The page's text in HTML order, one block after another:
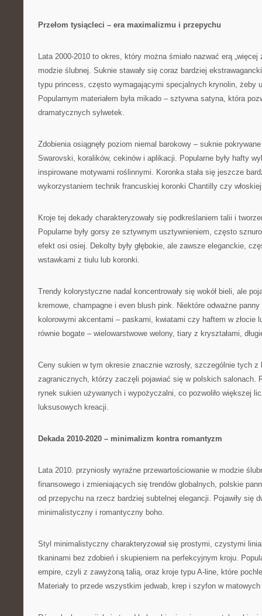
Przełom tysiącleci – era maximalizmu i przepychu
Lata 2000-2010 to okres, który można śmiało nazwać erą
modzie ślubnej. Suknie stawały się coraz bardziej
typu princess, często wymagającymi specjalnych krynolin, żeby
Popularnym materiałem była mikado – sztywna satyna, która
dramatycznych sylwetek.
Zdobienia osiągnęły poziom niemal barokowy – suknie
Swarovski, koralików, cekinów i aplikacji. Popularne były hafty
inspirowane motywami roślinnymi. Koronka stała się jeszcze
wykorzystaniem technik francuskiej koronki Chantilly czy
Kroje tej dekady charakteryzowały się podkreślaniem talii i
Popularne były gorsy ze sztywnym usztywnieniem, często
efekt osi osiej. Dekolty były głębokie, ale zawsze eleganckie,
wstawkami z tiulu lub koronki.
Trendy kolorystyczne nadal koncentrowały się wokół bieli, ale
kremowe, champagne i even blush pink. Niektóre odważne panny
kolorowymi akcentami – paskami, kwiatami czy haftem w złocie
równie bogate – wielowarstwowe welony, tiary z kryształami,
Ceny sukien w tym okresie znacznie wzrosły, szczególnie tych z
zagranicznych, którzy zaczęli pojawiać się w polskich salonach.
rynek sukien używanych i wypożyczalni, co pozwoliło większej
luksusowych kreacji.
Dekada 2010-2020 – minimalizm kontra romantyzm
Lata 2010. przyniosły wyraźne przewartościowanie w modzie
finansowego i zmieniających się trendów globalnych, polskie
od przepychu na rzecz bardziej subtelnej elegancji. Pojawiły się
minimalistyczny i romantyczny boho.
Styl minimalistyczny charakteryzował się prostymi, czystymi
tkaninami bez zdobień i skupieniem na perfekcyjnym kroju.
empire, czyli z zawyżoną talią, oraz kroje typu A-line, które
Materiały to przede wszystkim jedwab, krep i szyfon w